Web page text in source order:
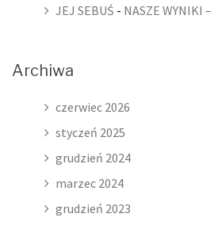
JEJ SEBUŚ - NASZE WYNIKI
Archiwa
czerwiec 2026
styczeń 2025
grudzień 2024
marzec 2024
grudzień 2023